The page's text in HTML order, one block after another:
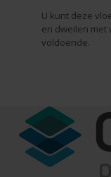
U kunt deze
en dweilen met
voldoende.